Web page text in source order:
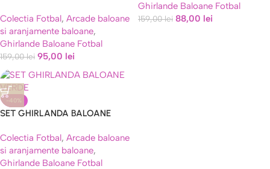
(COD 563)
Colectia Fotbal, Arcade baloane
si aranjamente baloane,
Ghirlande Baloane Fotbal
159,00lei 95,00 lei
Ghirlande Baloane Fotbal
159,00lei 88,00 lei
-40%
SET GHIRLANDA BALOANE
ARGINTIU CHROME – 203
BALOANE
Colectia Fotbal, Arcade baloane
si aranjamente baloane,
Ghirlande Baloane Fotbal